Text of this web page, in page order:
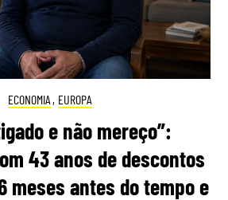
ECONOMIA , EUROPA
e não mereço”:
43 anos de descontos
meses antes do tempo e